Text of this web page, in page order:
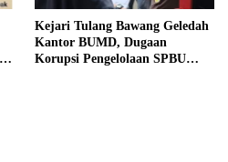
Kejari Tulang Bawang Geledah
Kantor BUMD, Dugaan
Korupsi Pengelolaan SPBU